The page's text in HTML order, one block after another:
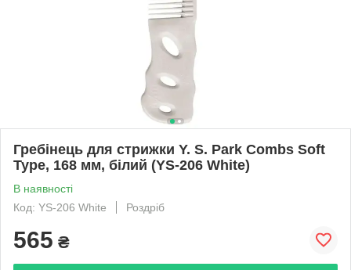
Гребінець для стрижки Y. S. Park Combs Soft
Type, 168 мм, білий (YS-206 White)
В наявності
Код: YS-206 White
Роздріб
565 ₴